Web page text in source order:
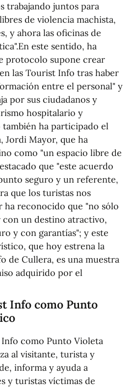
trabajando juntos para
de violencia machista,
y ahora las oficinas de
este sentido, ha
protocolo supone crear
las Tourist Info tras haber
entre el personal" y
por sus ciudadanos y
hospitalario y
también ha participado el
Jordi Mayor, que ha
como "un espacio libre de
que "este acuerdo
seguro y un referente,
que los turistas nos
ha reconocido que "no sólo
con un destino atractivo,
y con garantías"; y este
que hoy estrena la
de Cullera, es una muestra
adquirido por el
Info como Punto
como Punto Violeta
al visitante, turista y
informa y ayuda a
y turistas víctimas de